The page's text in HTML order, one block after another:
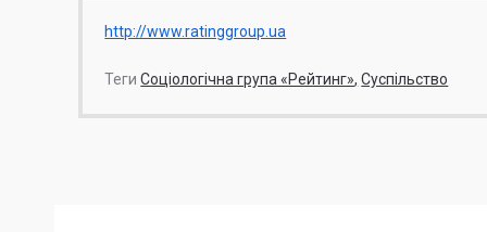
http://www.ratinggroup.ua
Теги Соціологічна група «Рейтинг» Суспільство